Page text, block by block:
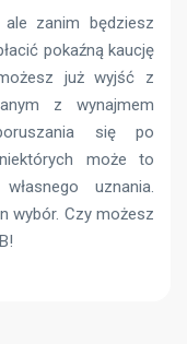
zanim będziesz
pokaźną kaucję
już wyjść z
z wynajmem
się po
może to
uznania.
wybór. Czy możesz